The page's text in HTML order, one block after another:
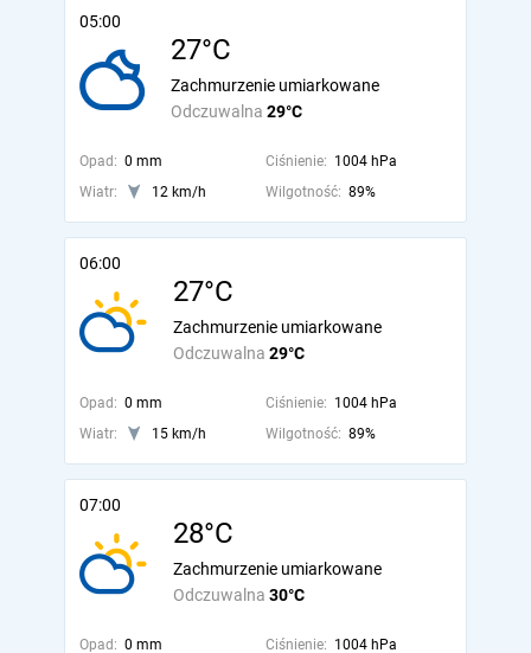
05:00
27°C
Odczuwalna 29°C
Zachmurzenie umiarkowane
Opad: 0 mm Ciśnienie: 1004 hPa
Wiatr:
12 km/h Wilgotność: 89%
06:00
27°C
Odczuwalna 29°C
Zachmurzenie umiarkowane
Opad: 0 mm Ciśnienie: 1004 hPa
Wiatr:
15 km/h Wilgotność: 89%
07:00
28°C
Odczuwalna 30°C
Zachmurzenie umiarkowane
Opad: 0 mm Ciśnienie: 1004 hPa